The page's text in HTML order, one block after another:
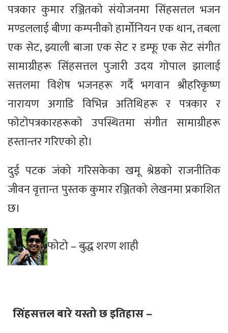
पत्रकार कुमार रञ्जितकाे संयोजनमा सिंहसत्तल भजन
मण्डललाई बीणा कम्पनीकाे हार्मोनियन एक थान, तबला
एक सेट, झ्याली बाजा एक सेट र डम्फू एक सेट संगीत
सामाग्रीहरू सिंहसत्तल पुजारी उदय गाेपाल झालाई
सत्तलमा विशेष भजनहरू गर्दै भगवान श्रीहरिकृष्ण
नारायण अगाडि विभिन्न अतिथिहरू र पत्रकार र
फाेटाेपत्रकारहरूकाे उपस्थितमा संगीत सामाग्रीहरू
हस्तान्तर गरिएको हो।
दुई पटक जंको गरिसकेका खमू श्रेष्ठको राजनीतिक
जीवन वृत्तान्त पुस्तक कुमार रञ्जितको लेखनमा प्रकाशित
छ।
फोटो – बुद्ध शरण शाही
सिंहसत्तल बारे यस्तो छ इतिहास –